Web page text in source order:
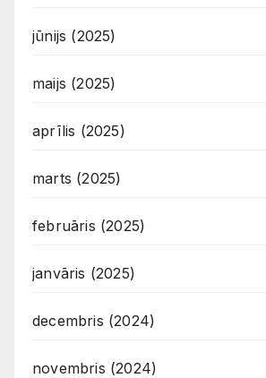
jūnijs (2025)
maijs (2025)
aprīlis (2025)
marts (2025)
februāris (2025)
janvāris (2025)
decembris (2024)
novembris (2024)